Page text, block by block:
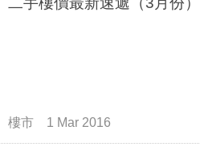
樓市 1 Mar 2016